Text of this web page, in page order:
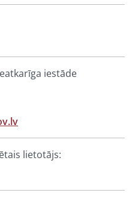
iestāde
lietotājs: